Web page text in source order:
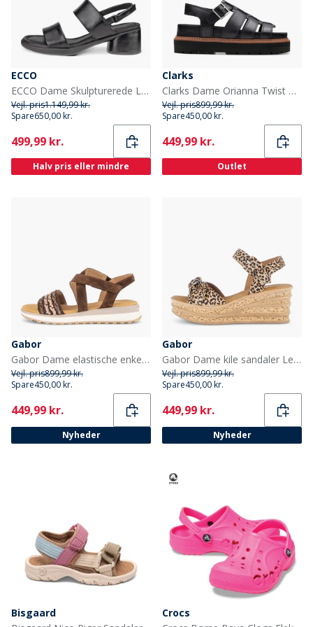
ECCO
ECCO Dame Skulpturerede LX Læder Hælede Sandaler Sort
Vejl. pris1.149,99 kr.
Spare650,00 kr.
Current
499,99 kr.
Halv pris eller mindre
Clarks
Clarks Dame Orianna Twist D-Fit Sandaler Sort
Vejl. pris899,99 kr.
Spare450,00 kr.
Current
449,99 kr.
Outlet
Gabor
Gabor Dame elastische enkelband sandaler Brun/Multi
Vejl. pris899,99 kr.
Spare450,00 kr.
Current
449,99 kr.
Nyheder
Gabor
Gabor Dame kile sandaler Leopard
Vejl. pris899,99 kr.
Spare450,00 kr.
Current
449,99 kr.
Nyheder
Bisgaard
Crocs